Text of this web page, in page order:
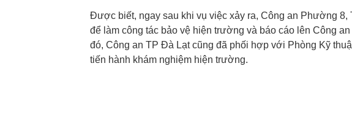
Được biết, ngay sau khi vụ việc xảy ra, Công an Phường
để làm công tác bảo vệ hiện trường và báo cáo lên Công
đó, Công an TP Đà Lạt cũng đã phối hợp với Phòng Kỹ
tiến hành khám nghiệm hiện trường.